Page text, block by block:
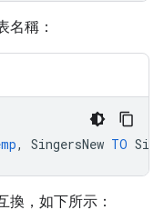
名稱：
, SingersNew TO
換，如下所示：